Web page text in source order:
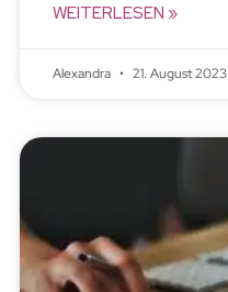
WEITERLESEN »
Alexandra 21. August 2023